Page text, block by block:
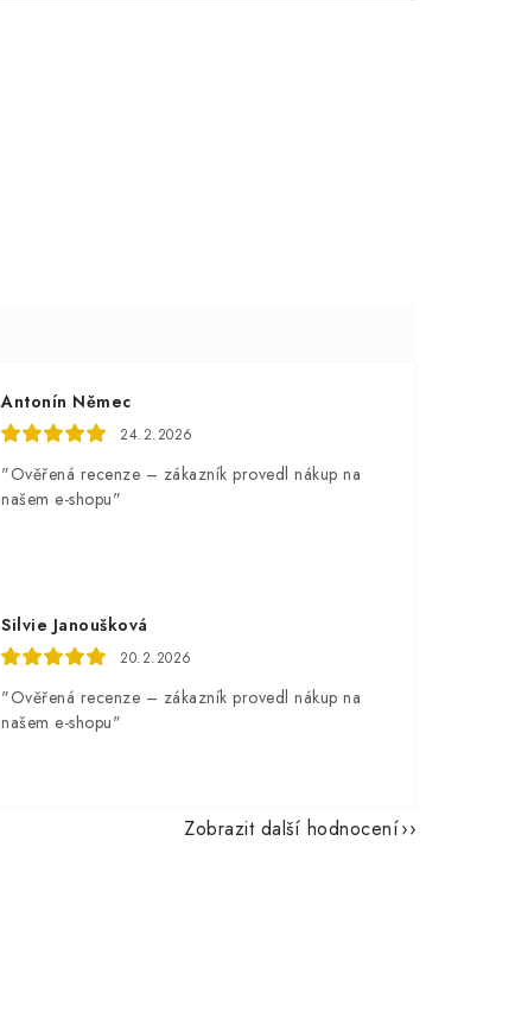
Antonín Němec
24.2.2026
"Ověřená recenze – zákazník provedl nákup na
našem e-shopu"
Silvie Janoušková
20.2.2026
"Ověřená recenze – zákazník provedl nákup na
našem e-shopu"
Zobrazit další hodnocení